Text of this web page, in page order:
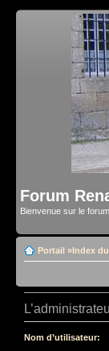
Forum
Bienvenue sur le
Portail »Index
Nom d’utilisateur: